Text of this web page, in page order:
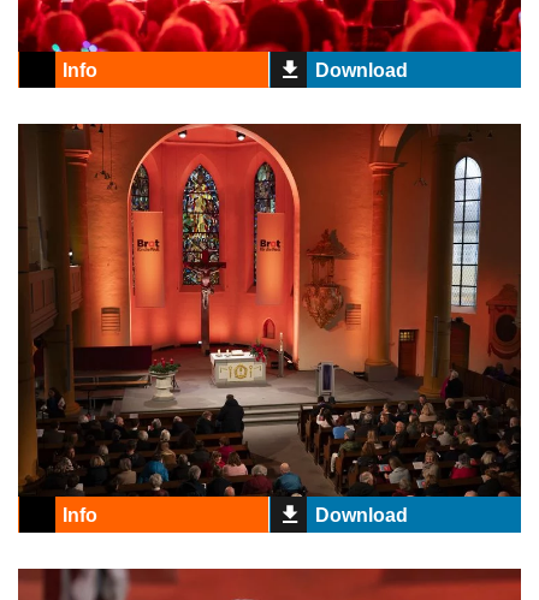
Info Download
Info Download